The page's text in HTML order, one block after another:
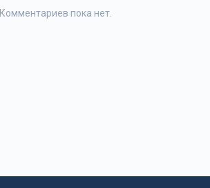
Комментариев пока нет.